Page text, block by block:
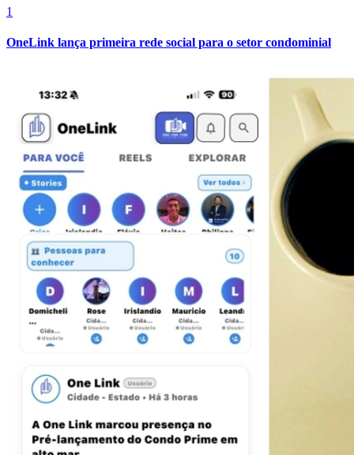
Flamengo
1
OneLink lança primeira rede social para o setor condominial